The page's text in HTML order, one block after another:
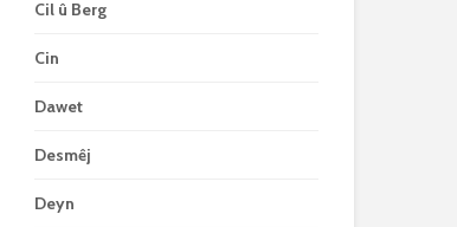
Cil û Berg
Cin
Dawet
Desmêj
Deyn